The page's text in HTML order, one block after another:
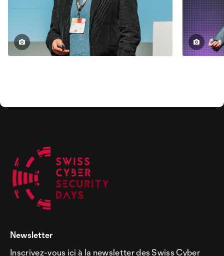
Newsletter
Inscrivez-vous ici à la newsletter des Swiss Cyber